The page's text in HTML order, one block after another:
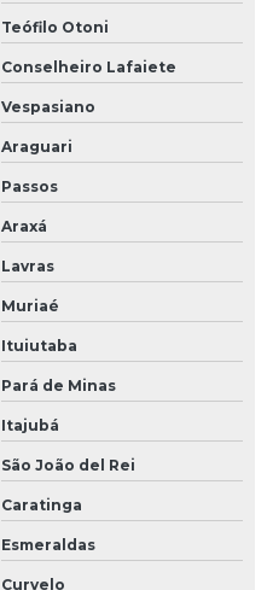
Teófilo Otoni
Conselheiro Lafaiete
Vespasiano
Araguari
Passos
Araxá
Lavras
Muriaé
Ituiutaba
Pará de Minas
Itajubá
São João del Rei
Caratinga
Esmeraldas
Curvelo